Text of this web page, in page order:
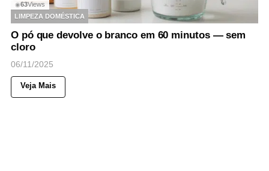
◉63Views
LIMPEZA DOMÉSTICA
O pó que devolve o branco em 60 minutos — sem
cloro
06/11/2025
Veja Mais